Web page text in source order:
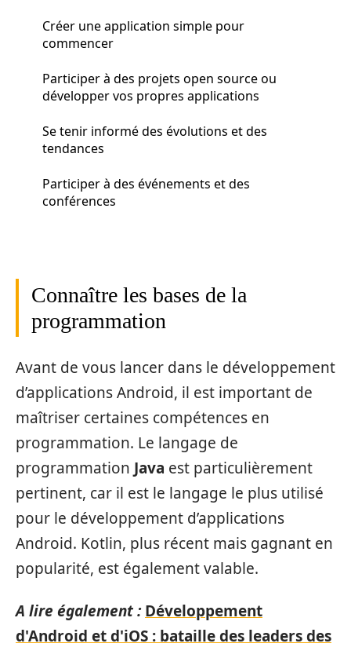
Créer une application simple pour
commencer
Participer à des projets open source ou
développer vos propres applications
Se tenir informé des évolutions et des
tendances
Participer à des événements et des
conférences
Connaître les bases de la
programmation
Avant de vous lancer dans le développement
d’applications Android, il est important de
maîtriser certaines compétences en
programmation. Le langage de
programmation Java est particulièrement
pertinent, car il est le langage le plus utilisé
pour le développement d’applications
Android. Kotlin, plus récent mais gagnant en
popularité, est également valable.
A lire également : Développement
d'Android et d'iOS : bataille des leaders des